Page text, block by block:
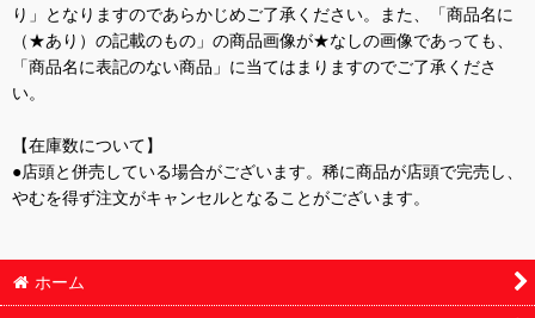
り」となりますのであらかじめご了承ください。また、「商品名に
（★あり）の記載のもの」の商品画像が★なしの画像であっても、
「商品名に表記のない商品」に当てはまりますのでご了承くださ
い。
【在庫数について】
●店頭と併売している場合がございます。稀に商品が店頭で完売し、
やむを得ず注文がキャンセルとなることがございます。
ホーム